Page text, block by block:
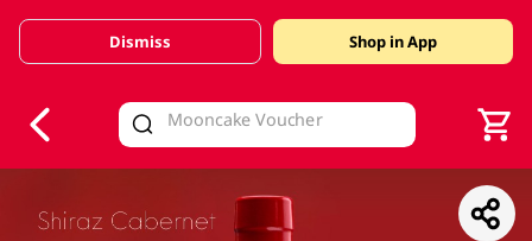
Valid Until 30 June 2026
Dismiss Shop in App